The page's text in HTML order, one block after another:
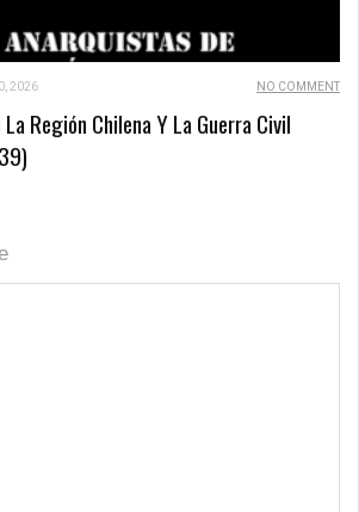
2026 NO COMMENT
Región Chilena Y La Guerra Civil